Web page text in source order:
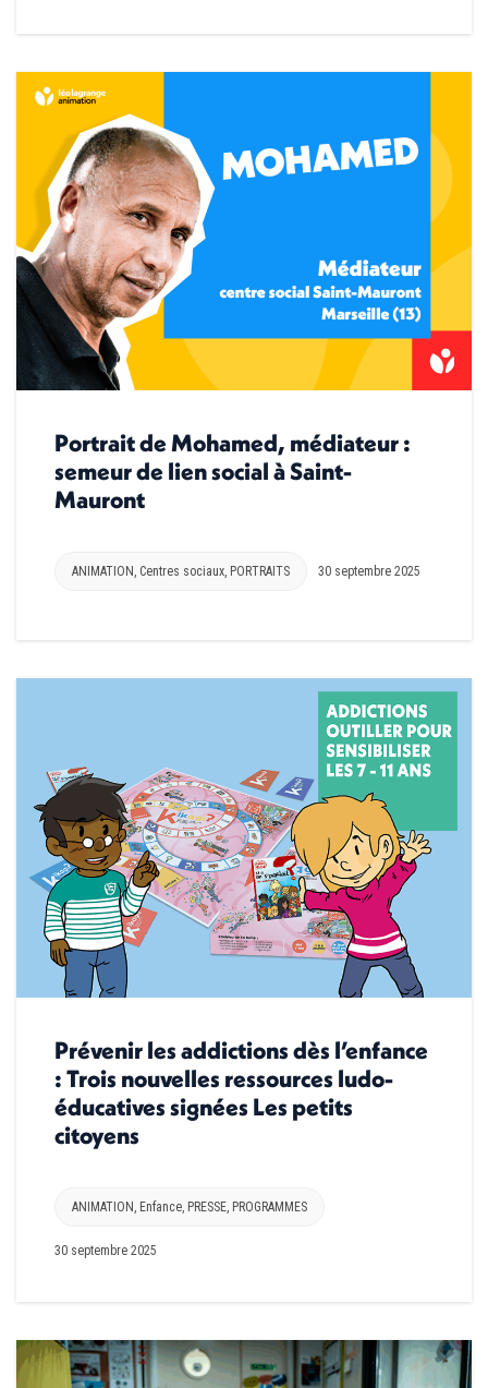
Portrait de Mohamed, médiateur :
semeur de lien social à Saint-
Mauront
ANIMATION , Centres sociaux, PORTRAITS 30 septembre 2025
Prévenir les addictions dès l’enfance
: Trois nouvelles ressources ludo-
éducatives signées Les petits
citoyens
ANIMATION , Enfance, PRESSE, PROGRAMMES
30 septembre 2025